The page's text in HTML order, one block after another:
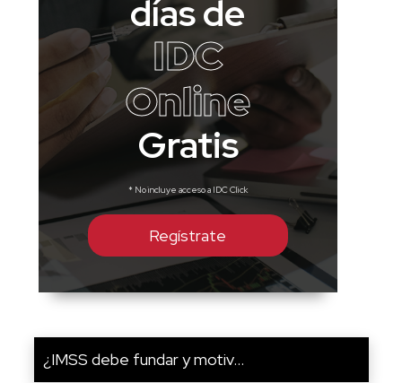
días de
IDC
Online
Gratis
* No incluye acceso a IDC Click
Regístrate
¿IMSS debe fundar y motiv...